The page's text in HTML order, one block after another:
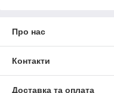
Про нас
Контакти
Доставка та оплата